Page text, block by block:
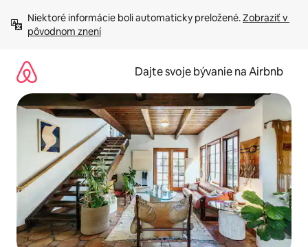
obsah.
Niektoré informácie boli automaticky preložené. Zobraziť v
pôvodnom znení
Dajte svoje bývanie na Airbnb